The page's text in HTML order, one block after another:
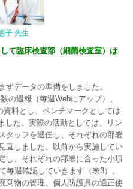
子 先生
て臨床検査部（細菌検査室）は
ずデータの準備をしました。
の週報（毎週Webにアップ）、
料とし、ベンチマークとしては
した。実際の活動としては、リン
タッフを選任し、それぞれの部署
直しました。以前から実施してい
し、それぞれの部署に合った小項
毎週確認していきます（表3）。
棄物の管理、個人防護具の適正使